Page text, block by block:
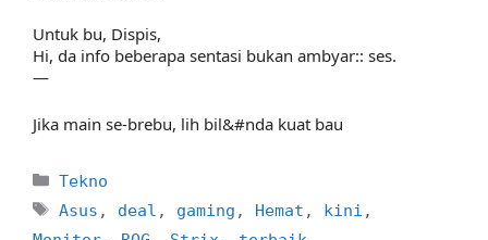
Untuk bu, Dispis,
Hi, da info beberapa sentasi bukan ambyar:: ses.
—
Jika main se-brebu, lih bil&#nda kuat bau
Kategori
Tekno
Tag
Asus , deal , gaming , Hemat , kini ,